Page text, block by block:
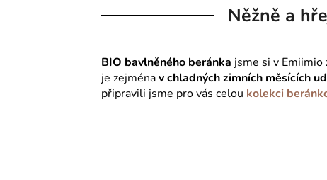
Něžně a
BIO bavlněného beránka jsme si v
je zejménav chladných zimních měsících
připravili jsme pro vás celou kolekci